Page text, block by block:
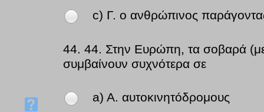
c) Γ. ο ανθρώπινος
44. 44. Στην Ευρώπη, τα σοβαρά (με
συμβαίνουν συχνότερα σε
a) Α. αυτοκινητόδρομους